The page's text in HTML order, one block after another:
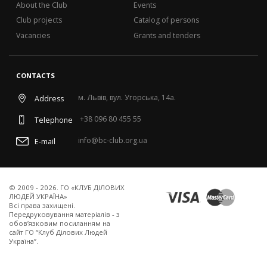
About the Club
Club projects
Vacancies
Events
Catalog of persons
Grants and tenders
CONTACTS
Address м. Львів, вул. Угорська, 14а.
Telephone +38 096 80 455 55
E-mail info@bc-club.org.ua
© 2009 - 2026. ГО «КЛУБ ДІЛОВИХ
ЛЮДЕЙ УКРАЇНА»
Всi права захищенi.
Передруковування матеріалів - з
обов’язковим посиланням на
сайт ГО “Клуб Ділових Людей
Україна”.